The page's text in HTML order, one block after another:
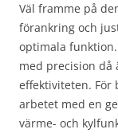
Väl framme på
förankring och
optimala
med precision då
effektiviteten. För
arbetet med en
värme- och